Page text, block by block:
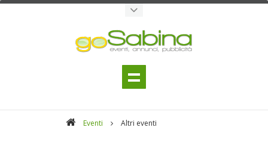
Eventi Altri eventi